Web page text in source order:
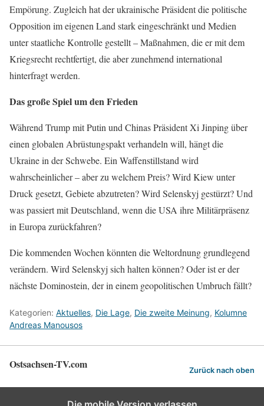
Empörung. Zugleich hat der ukrainische Präsident die politische
Opposition im eigenen Land stark eingeschränkt und Medien
unter staatliche Kontrolle gestellt – Maßnahmen, die er mit dem
Kriegsrecht rechtfertigt, die aber zunehmend international
hinterfragt werden.
Das große Spiel um den Frieden
Während Trump mit Putin und Chinas Präsident Xi Jinping über
einen globalen Abrüstungspakt verhandeln will, hängt die
Ukraine in der Schwebe. Ein Waffenstillstand wird
wahrscheinlicher – aber zu welchem Preis? Wird Kiew unter
Druck gesetzt, Gebiete abzutreten? Wird Selenskyj gestürzt? Und
was passiert mit Deutschland, wenn die USA ihre Militärpräsenz
in Europa zurückfahren?
Die kommenden Wochen könnten die Weltordnung grundlegend
verändern. Wird Selenskyj sich halten können? Oder ist er der
nächste Dominostein, der in einem geopolitischen Umbruch fällt?
Kategorien: Aktuelles, Die Lage, Die zweite Meinung, Kolumne
Andreas Manousos
Ostsachsen-TV.com Zurück nach oben